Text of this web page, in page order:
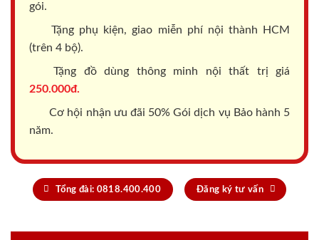
gói.
Tặng phụ kiện, giao miễn phí nội thành HCM
(trên 4 bộ).
Tặng đồ dùng thông minh nội thất trị giá
250.000đ.
Cơ hội nhận ưu đãi 50% Gói dịch vụ Bảo hành 5
năm.
Tổng đài: 0818.400.400 Đăng ký tư vấn